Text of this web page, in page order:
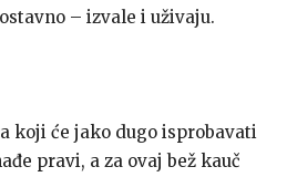
– izvale i uživaju.
koji će jako dugo isprobavati
pravi, a za ovaj bež kauč